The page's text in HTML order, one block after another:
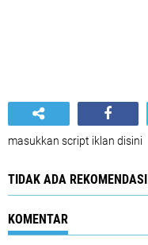
masukkan script iklan disini
TIDAK ADA REKOMENDASI
KOMENTAR